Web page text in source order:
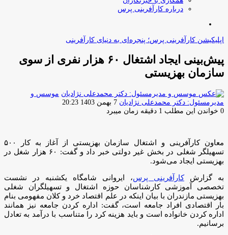
درباره کارآفرینی پرس
اپلیکیشن کارآفرینی پرس؛ پنجره‌ای به دنیای کارآفرینی
پیش‌بینی ایجاد اشتغال ۶۰ هزار نفری از سوی
سازمان بهزیستی
موسس و
مدیرمسئول: دکتر محمدعلی نژادیان ارسال
ایمیل
7 بهمن 1403 20:23
0 خواندن این مطلب 1 دقیقه زمان میبرد
معاون کارآفرینی و اشتغال سازمان بهزیستی از آغاز به کار ۵۰۰
تسهیلگر شغلی در بخش غیر دولتی خبر داد و گفت: ۶۰ هزار شغل در
بهزیستی ایجاد می‌شود.
به گزارشکارآفرینی پرس، ایروانی شامگاه یکشنبه در نشست
تخصصی آموزشی کارشناسان حوزه اشتغال و تسهیلگران شغلی
بهزیستی مازندران با بیان اینکه در علم اقتصاد خرد و کلان مفهومی بنام
بار اقتصادی افراد جامعه است، گفت: اداره کردن جامعه نیز همانند
اداره کردن خانواده است و باید هزینه کرد را متناسب با درآمد به تعادل
برسانیم.